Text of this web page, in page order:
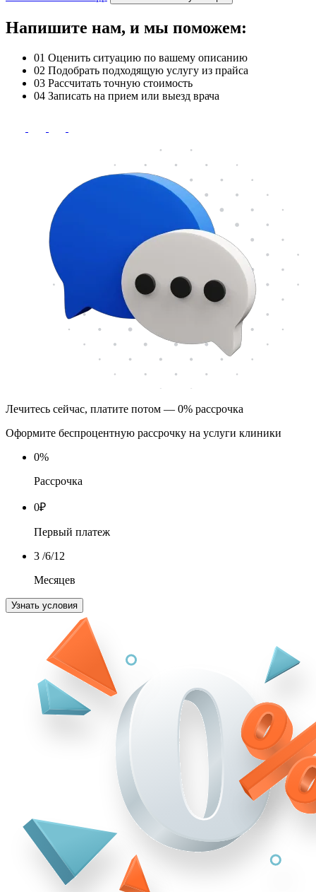
Напишите нам, и мы поможем:
01 Оценить ситуацию по вашему описанию
02 Подобрать подходящую услугу из прайса
03 Рассчитать точную стоимость
04 Записать на прием или выезд врача
Лечитесь сейчас, платите потом — 0% рассрочка
Оформите беспроцентную рассрочку на услуги клиники
0%
Рассрочка
0₽
Первый платеж
3 /6/12
Месяцев
Узнать условия